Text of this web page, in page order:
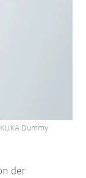
der
Dummy